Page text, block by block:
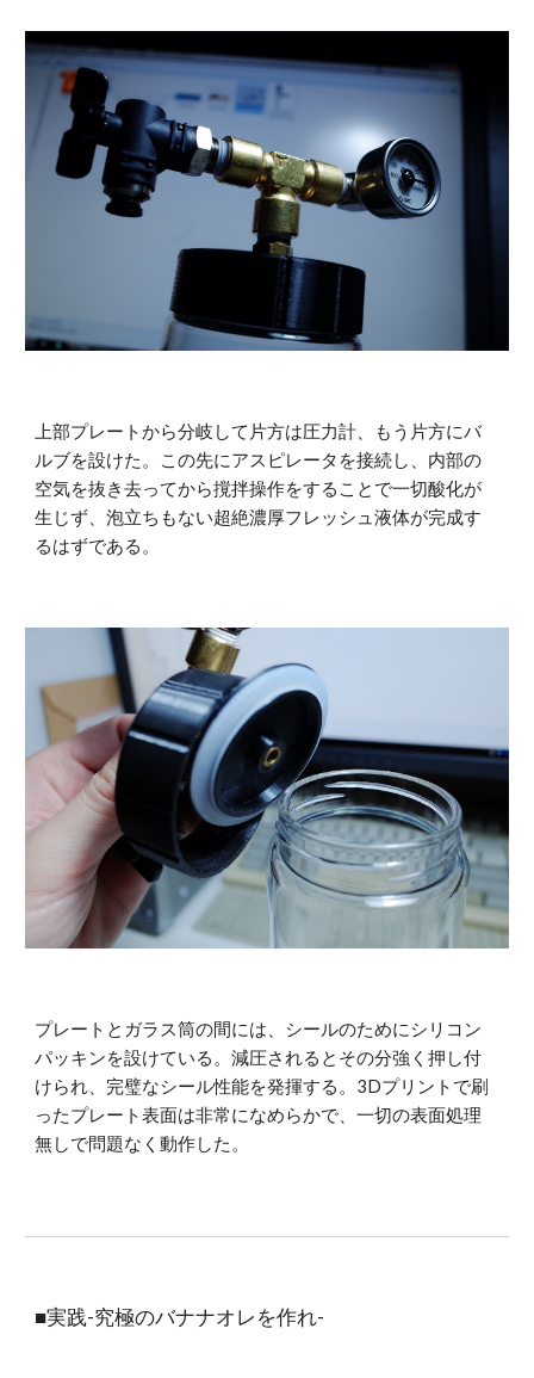
上部プレートから分岐して片方は圧力計、もう片方にバ
ルブを設けた。この先にアスピレータを接続し、内部の
空気を抜き去ってから撹拌操作をすることで一切酸化が
生じず、泡立ちもない超絶濃厚フレッシュ液体が完成す
るはずである。
プレートとガラス筒の間には、シールのためにシリコン
パッキンを設けている。減圧されるとその分強く押し付
けられ、完璧なシール性能を発揮する。3Dプリントで刷
ったプレート表面は非常になめらかで、一切の表面処理
無しで問題なく動作した。
■実践-究極のバナナオレを作れ-